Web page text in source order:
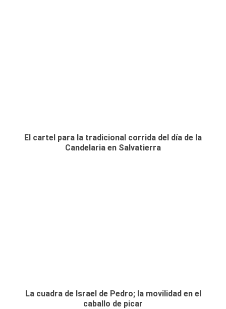
El cartel para la tradicional corrida del día de la
Candelaria en Salvatierra
La cuadra de Israel de Pedro; la movilidad en el
caballo de picar